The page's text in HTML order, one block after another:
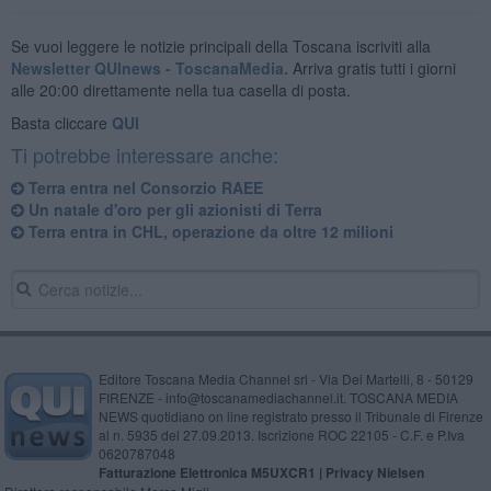
Se vuoi leggere le notizie principali della Toscana iscriviti alla
Newsletter QUInews - ToscanaMedia. Arriva gratis tutti i giorni
alle 20:00 direttamente nella tua casella di posta.
Basta cliccare QUI
Ti potrebbe interessare anche:
Terra entra nel Consorzio RAEE
Un natale d'oro per gli azionisti di Terra
Terra entra in CHL, operazione da oltre 12 milioni
Editore Toscana Media Channel srl - Via Dei Martelli, 8 - 50129
FIRENZE - info@toscanamediachannel.it. TOSCANA MEDIA
NEWS quotidiano on line registrato presso il Tribunale di Firenze
al n. 5935 del 27.09.2013. Iscrizione ROC 22105 - C.F. e P.Iva
0620787048
Fatturazione Elettronica M5UXCR1 | Privacy Nielsen